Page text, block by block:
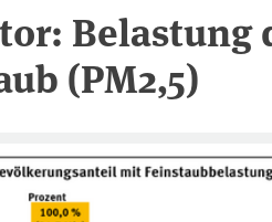
Belastung
(PM2,5)